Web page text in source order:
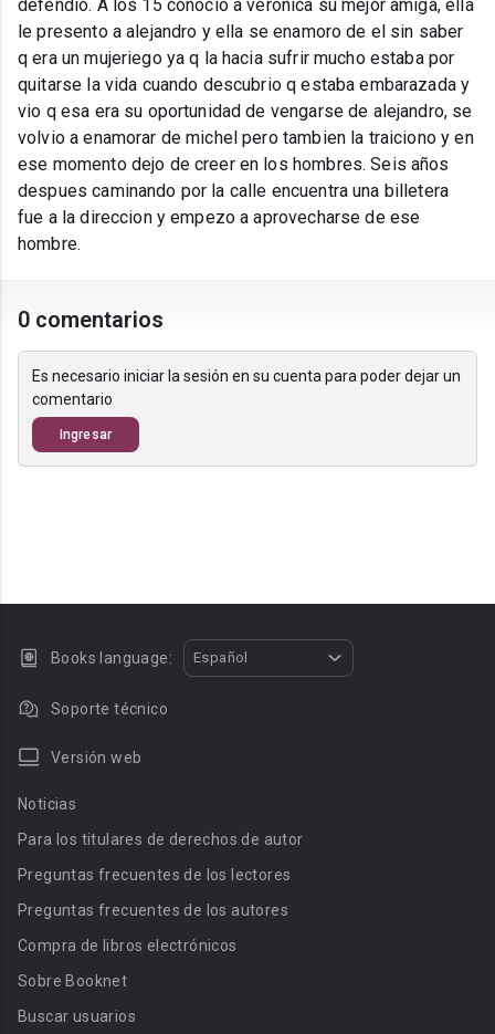
defendio. A los 15 conocio a veronica su mejor amiga, ella
le presento a alejandro y ella se enamoro de el sin saber
q era un mujeriego ya q la hacia sufrir mucho estaba por
quitarse la vida cuando descubrio q estaba embarazada y
vio q esa era su oportunidad de vengarse de alejandro, se
volvio a enamorar de michel pero tambien la traiciono y en
ese momento dejo de creer en los hombres. Seis años
despues caminando por la calle encuentra una billetera
fue a la direccion y empezo a aprovecharse de ese
hombre.
0 comentarios
Es necesario iniciar la sesión en su cuenta para poder dejar un
comentario
Ingresar
Books language: Español
Soporte técnico
Versión web
Noticias
Para los titulares de derechos de autor
Preguntas frecuentes de los lectores
Preguntas frecuentes de los autores
Compra de libros electrónicos
Sobre Booknet
Buscar usuarios